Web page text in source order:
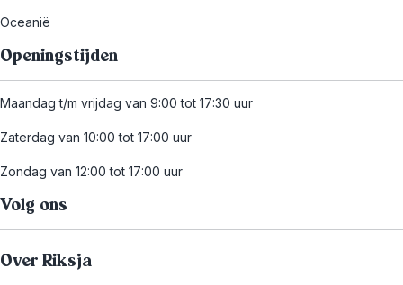
Oceanië
Openingstijden
Maandag t/m vrijdag van 9:00 tot 17:30 uur
Zaterdag van 10:00 tot 17:00 uur
Zondag van 12:00 tot 17:00 uur
Volg ons
Over Riksja